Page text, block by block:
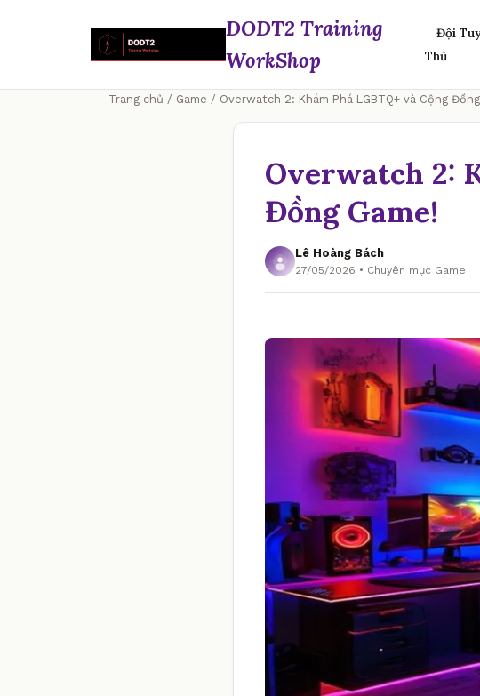
DODT2 Training
WorkShop
Đội
Thủ
Trang chủ / Game / Overwatch 2: Khám Phá LGBTQ+ và Cộng
Overwatch 2:
Đồng Game!
Lê Hoàng Bách
27/05/2026 • Chuyên mục Game